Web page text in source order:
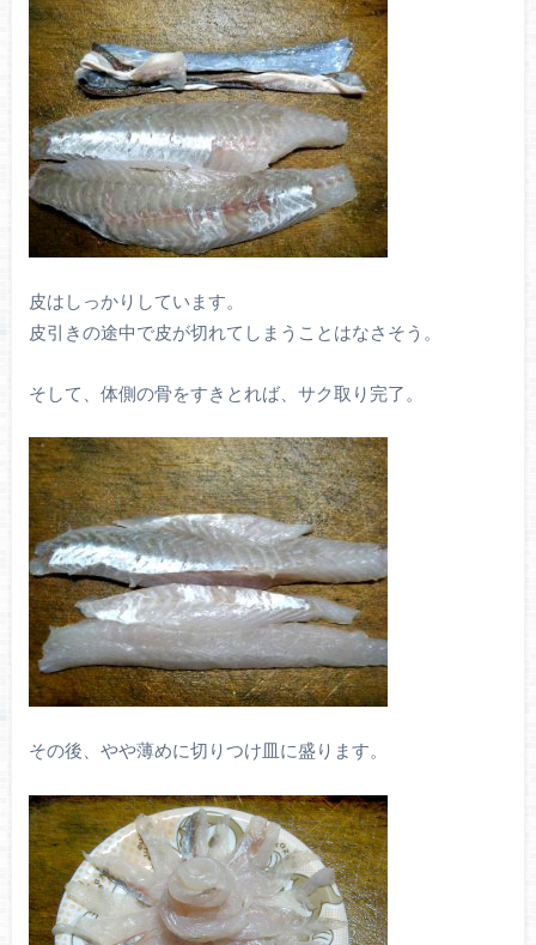
皮はしっかりしています。
皮引きの途中で皮が切れてしまうことはなさそう。
そして、体側の骨をすきとれば、サク取り完了。
その後、やや薄めに切りつけ皿に盛ります。